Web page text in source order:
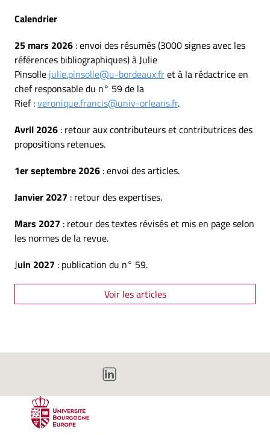
Calendrier
25 mars 2026 : envoi des résumés (3000 signes avec les
références bibliographiques) à Julie
Pinsolle julie.pinsolle@u-bordeaux.fret à la rédactrice en
chef responsable du n° 59 de la
Rief :veronique.francis@univ-orleans.fr.
Avril 2026 : retour aux contributeurs et contributrices des
propositions retenues.
1er septembre 2026 : envoi des articles.
Janvier 2027 : retour des expertises.
Mars 2027 : retour des textes révisés et mis en page selon
les normes de la revue.
Juin 2027 : publication du n° 59.
Voir les articles